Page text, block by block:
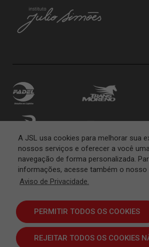
A JSL usa cookies para melhorar sua
nossos serviços e oferecer a você
navegação de forma personalizada.
informações, acesse também o nosso
Aviso de Privacidade.
PERMITIR TODOS OS COOKIES
REJEITAR TODOS OS COOKIES